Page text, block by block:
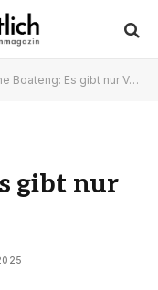
Boateng: Es gibt nur Verlierer
gibt nur